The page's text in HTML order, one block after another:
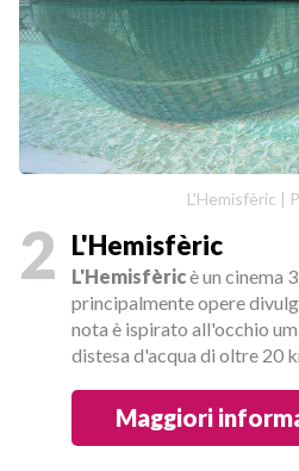
L'Hemisfèric |
2 L'Hemisfèric
L'Hemisfèricè un cinema
principalmente opere
nota è ispirato all'occhio
distesa d'acqua di oltre 20
Maggiori